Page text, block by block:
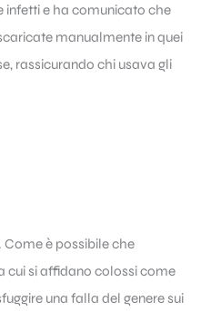
infetti e ha comunicato che
scaricate manualmente in quei
rassicurando chi usava gli
è possibile che
cui si affidano colossi come
una falla del genere sui